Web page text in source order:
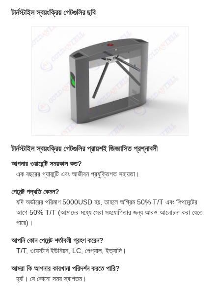
টার্নস্টাইল স্বয়ংক্রিয় গেটগুলির ছবি
টার্নস্টাইল স্বয়ংক্রিয় গেটগুলির প্রায়শই জিজ্ঞাসিত প্রশ্নাবলী
আপনার ওয়ারেন্টি সময়কাল কত?
এক বছরের গ্যারান্টি এবং আজীবন প্রযুক্তিগত সহায়তা।
পেমেন্ট পদ্ধতি কেমন?
যদি অর্ডারের পরিমাণ 5000USD হয়, তাহলে অগ্রিম 50% T/T এবং শিপমেন্টের
আগে 50% T/T (আমাদের মধ্যে সেরা সহযোগিতার জন্য আরও আলোচনা করা যেতে
পারে)।
আপনি কোন পেমেন্ট শর্তাবলী গ্রহণ করেন?
T/T, ওয়েস্টার্ন ইউনিয়ন, LC, পেপ্যাল, ইত্যাদি।
আমরা কি আপনার কারখানা পরিদর্শন করতে পারি?
হ্যাঁ। যে কোনো সময় স্বাগতম।